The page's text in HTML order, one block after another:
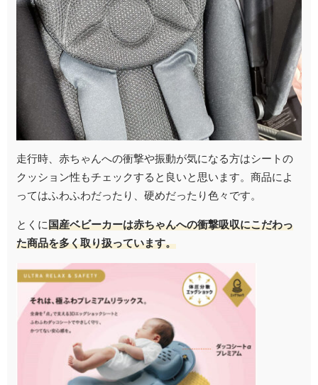
走行時、赤ちゃんへの衝撃や振動が気になる方はシートの
クッション性もチェックすると良いと思います。商品によ
ってはふわふわだったり、硬めだったり色々です。
とくに国産ベビーカーは赤ちゃんへの衝撃吸収にこだわっ
た商品を多く取り扱っています。